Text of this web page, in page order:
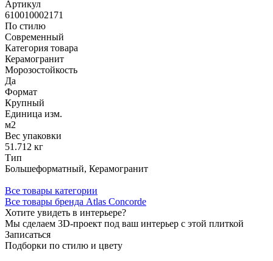
Артикул
610010002171
По стилю
Современный
Категория товара
Керамогранит
Морозостойкость
Да
Формат
Крупный
Единица изм.
м2
Вес упаковки
51.712 кг
Тип
Большеформатный, Керамогранит
Все товары категории
Все товары бренда Atlas Concorde
Хотите увидеть в интерьере?
Мы сделаем 3D-проект под ваш интерьер с этой плиткой
Записаться
Подборки по стилю и цвету